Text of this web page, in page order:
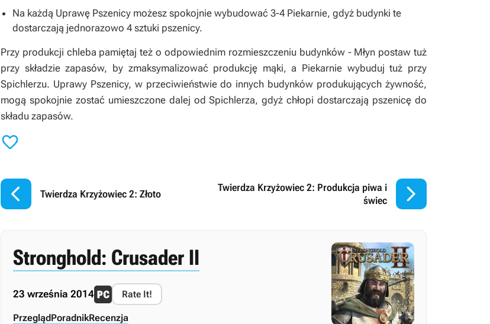
Na każdą Uprawę Pszenicy możesz spokojnie wybudować 3-4 Piekarnie, gdyż budynki te
dostarczają jednorazowo 4 sztuki pszenicy.
Przy produkcji chleba pamiętaj też o odpowiednim rozmieszczeniu budynków - Młyn postaw tuż
przy składzie zapasów, by zmaksymalizować produkcję mąki, a Piekarnie wybuduj tuż przy
Spichlerzu. Uprawy Pszenicy, w przeciwieństwie do innych budynków produkujących żywność,
mogą spokojnie zostać umieszczone dalej od Spichlerza, gdyż chłopi dostarczają pszenicę do
składu zapasów.

 Twierdza Krzyżowiec 2: Złoto
Twierdza Krzyżowiec 2: Produkcja piwa i
świec

Stronghold: Crusader II
23 września 2014 Rate It!
PrzeglądPoradnikRecenzja